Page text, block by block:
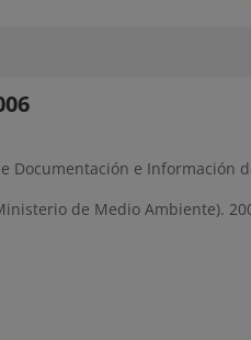
Documentación e Información
de Medio Ambiente).